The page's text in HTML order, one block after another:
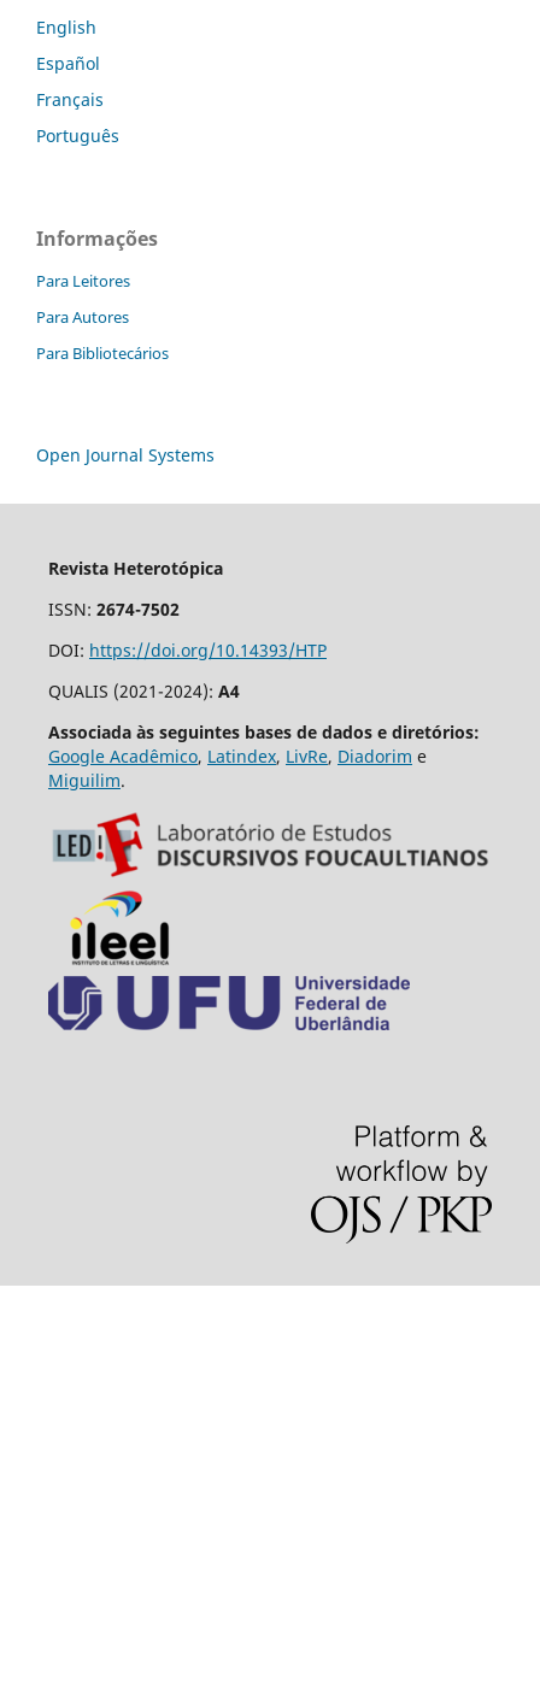
English
Español
Français
Português
Informações
Para Leitores
Para Autores
Para Bibliotecários
Open Journal Systems
Revista Heterotópica
ISSN: 2674-7502
DOI: https://doi.org/10.14393/HTP
QUALIS (2021-2024): A4
Associada às seguintes bases de dados e diretórios:
Google Acadêmico, Latindex, LivRe, Diadorim e
Miguilim.